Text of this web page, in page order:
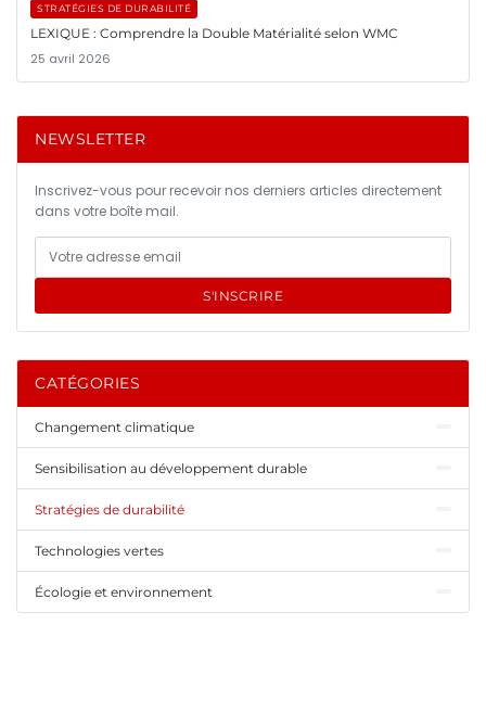
STRATÉGIES DE DURABILITÉ
LEXIQUE : Comprendre la Double Matérialité selon WMC
25 avril 2026
NEWSLETTER
Inscrivez-vous pour recevoir nos derniers articles directement
dans votre boîte mail.
S'INSCRIRE
CATÉGORIES
Changement climatique
Sensibilisation au développement durable
Stratégies de durabilité
Technologies vertes
Écologie et environnement